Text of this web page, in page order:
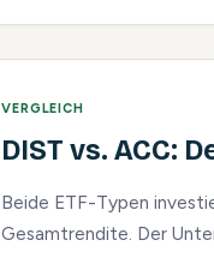
VERGLEICH
DIST vs. ACC:
Beide ETF-Typen
Gesamtrendite. Der